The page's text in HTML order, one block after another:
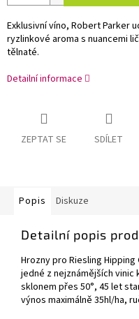
Exklusivní víno, Robert Parker
ryzlinkové aroma s nuancemi
tělnaté.
Detailní informace
ZEPTAT SE SDÍLET
Popis Diskuze
Detailní popis
Hrozny pro Riesling Hipping
jedné z nejznámějších
sklonem přes 50°, 45 let
výnos maximálně 35hl/ha,